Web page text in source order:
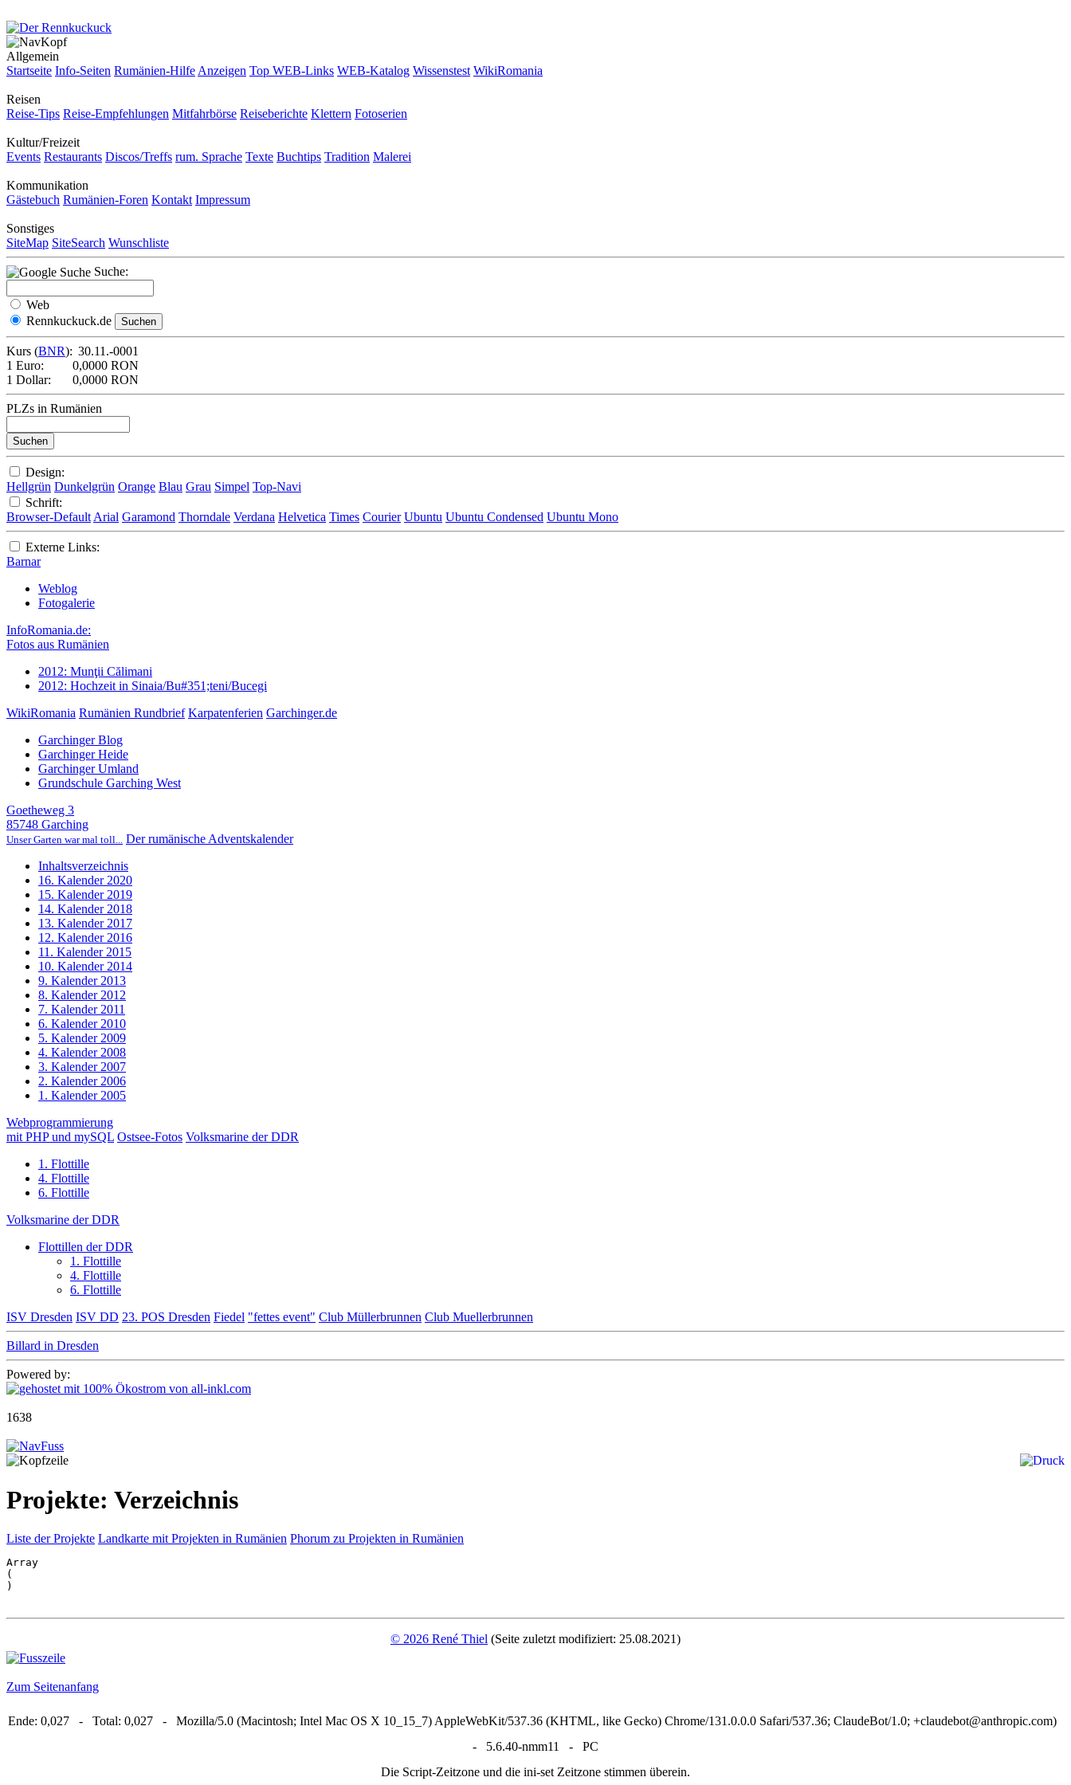
Allgemein
Startseite Info-Seiten Rumänien-Hilfe Anzeigen Top WEB-Links WEB-Katalog Wissenstest WikiRomania
Reisen
Reise-Tips Reise-Empfehlungen Mitfahrbörse Reiseberichte Klettern Fotoserien
Kultur/Freizeit
Events Restaurants Discos/Treffs rum. Sprache Texte Buchtips Tradition Malerei
Kommunikation
Gästebuch Rumänien-Foren Kontakt Impressum
Sonstiges
SiteMap SiteSearch Wunschliste
Suche:
Web
Rennkuckuck.de
Kurs (BNR): 30.11.-0001
1 Euro:
0,0000 RON
1 Dollar:
0,0000 RON
PLZs in Rumänien
Design:
Hellgrün Dunkelgrün Orange Blau Grau Simpel Top-Navi
Schrift:
Browser-Default Arial Garamond Thorndale Verdana Helvetica Times Courier Ubuntu Ubuntu Condensed Ubuntu Mono
Externe Links:
Barnar
Weblog
Fotogalerie
InfoRomania.de:
Fotos aus Rumänien
2012: Munţii Călimani
2012: Hochzeit in Sinaia/Bu#351;teni/Bucegi
WikiRomania Rumänien Rundbrief Karpatenferien Garchinger.de
Garchinger Blog
Garchinger Heide
Garchinger Umland
Grundschule Garching West
Goetheweg 3
85748 Garching
Unser Garten war mal toll... Der rumänische Adventskalender
Inhaltsverzeichnis
16. Kalender 2020
15. Kalender 2019
14. Kalender 2018
13. Kalender 2017
12. Kalender 2016
11. Kalender 2015
10. Kalender 2014
9. Kalender 2013
8. Kalender 2012
7. Kalender 2011
6. Kalender 2010
5. Kalender 2009
4. Kalender 2008
3. Kalender 2007
2. Kalender 2006
1. Kalender 2005
Webprogrammierung
mit PHP und mySQL Ostsee-Fotos Volksmarine der DDR
1. Flottille
4. Flottille
6. Flottille
Volksmarine der DDR
Flottillen der DDR
1. Flottille
4. Flottille
6. Flottille
ISV Dresden ISV DD 23. POS Dresden Fiedel "fettes event" Club Müllerbrunnen Club Muellerbrunnen
Billard in Dresden
Powered by:
1638
Projekte: Verzeichnis
Liste der Projekte Landkarte mit Projekten in Rumänien Phorum zu Projekten in Rumänien
Array
(
© 2026 René Thiel (Seite zuletzt modifiziert: 25.08.2021)
Zum Seitenanfang
Ende: 0,027 - Total: 0,027 - Mozilla/5.0 (Macintosh; Intel Mac OS X 10_15_7) AppleWebKit/537.36 (KHTML, like Gecko) Chrome/131.0.0.0 Safari/537.36; ClaudeBot/1.0; +claudebot@anthropic.com)
- 5.6.40-nmm11 - PC
Die Script-Zeitzone und die ini-set Zeitzone stimmen überein.